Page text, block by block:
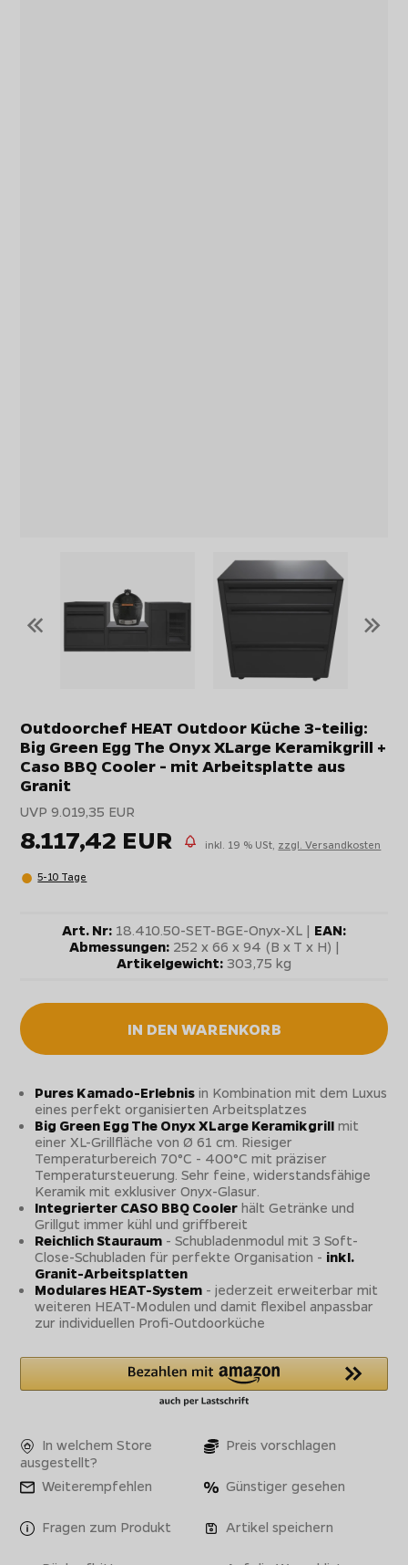
« »
Outdoorchef HEAT Outdoor Küche 3-teilig:
Big Green Egg The Onyx XLarge Keramikgrill +
Caso BBQ Cooler - mit Arbeitsplatte aus
Granit
UVP 9.019,35 EUR
8.117,42 EUR inkl. 19 % USt, zzgl. Versandkosten
5-10 Tage
Art. Nr: 18.410.50-SET-BGE-Onyx-XL | EAN:
Abmessungen:252 x 66 x 94 (B x T x H) |
Artikelgewicht: 303,75 kg
IN DEN WARENKORB
Pures Kamado-Erlebnis in Kombination mit dem Luxus
eines perfekt organisierten Arbeitsplatzes
Big Green Egg The Onyx XLarge Keramikgrill mit
einer XL-Grillfläche von Ø 61 cm. Riesiger
Temperaturbereich 70°C - 400°C mit präziser
Temperatursteuerung. Sehr feine, widerstandsfähige
Keramik mit exklusiver Onyx-Glasur.
Integrierter CASO BBQ Cooler hält Getränke und
Grillgut immer kühl und griffbereit
Reichlich Stauraum - Schubladenmodul mit 3 Soft-
Close-Schubladen für perfekte Organisation - inkl.
Granit-Arbeitsplatten
Modulares HEAT-System - jederzeit erweiterbar mit
weiteren HEAT-Modulen und damit flexibel anpassbar
zur individuellen Profi-Outdoorküche
In welchem Store
ausgestellt?
Preis vorschlagen
Weiterempfehlen Günstiger gesehen
Fragen zum Produkt Artikel speichern